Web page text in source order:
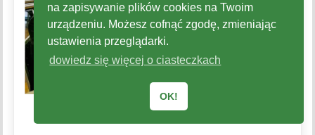
na zapisywanie plików cookies na Twoim
urządzeniu. Możesz cofnąć zgodę, zmieniając
ustawienia przeglądarki.
dowiedz się więcej o ciasteczkach
OK!